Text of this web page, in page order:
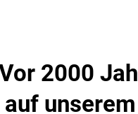
2000